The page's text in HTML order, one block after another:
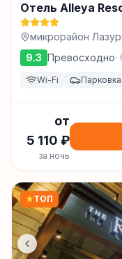
Отель Alleya
микрорайон
Махачкала
9.3 Превосходно·
Wi-Fi Парковка
от
5 110 ₽
за ночь
★ТОП